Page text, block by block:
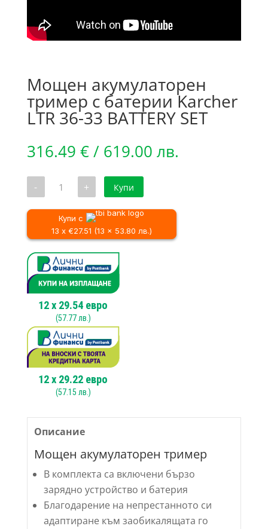
Мощен акумулаторен
тример с батерии Karcher
LTR 36-33 BATTERY SET
316.49 €/ 619.00 лв.
- количество
Мощен
акумулаторен
тример
с
батерии
LTR
36-
33
BATTERY
SET
+ Купи
Купи с
13 x €27.51 (13 x 53.80 лв.)
12x 29.54 евро
(57.77лв.)
12x 29.22 евро
(57.15 лв.)
Описание
Мощен акумулаторен тример
В комплекта са включени бързо
зарядно устройство и батерия
Благодарение на непрестанното си
адаптиране към заобикалящата го